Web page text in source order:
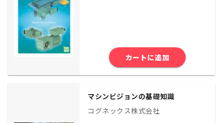
カートに追加
マシンビジョンの基礎知識
コグネックス株式会社